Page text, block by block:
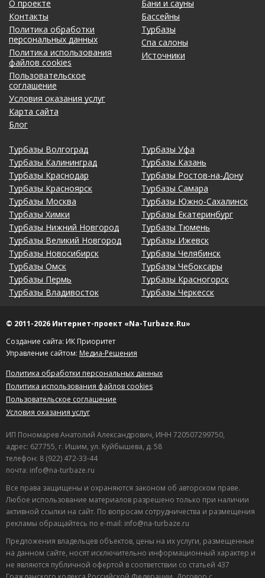
О проекте
Контакты
Политика обработки
персональных данных
Политика использования
файлов cookies
Пользовательское
соглашение
Условия оказания услуг
Карта сайта
Блог
Бани и сауны
Бассейны
Турбазы
Спа салоны
Источники
Турбазы Волгоград
Турбазы Калининград
Турбазы Краснодар
Турбазы Красноярск
Турбазы Москва
Турбазы Химки
Турбазы Нижний Новгород
Турбазы Великий Новгород
Турбазы Новосибирск
Турбазы Омск
Турбазы Пермь
Турбазы Владивосток
Турбазы Уфа
Турбазы Казань
Турбазы Ростов-на-Дону
Турбазы Самара
Турбазы Южно-Сахалинск
Турбазы Екатеринбург
Турбазы Тюмень
Турбазы Ижевск
Турбазы Челябинск
Турбазы Чебоксары
Турбазы Красногорск
Турбазы Черкесск
© 2011-2026 Интернет-проект «Na-Turbaze.Ru»
Создание сайта: ИК Приоритет
Управление сайтом: Медиа-Решения
Политика обработки персональных данных
Политика использования файлов cookies
Пользовательское соглашение
Условия оказания услуг
ИП Пономарев Анатолий Александрович, ИНН 720507299750,
адрес: 627755, г. Ишим, ул. Куйбышева, д. 58
телефон: 8 (922) 472-33-44
почта: info@na-turbaze.ru
Все права защищены и охраняются законом об авторском праве.
Любое использование материалов разрешено только при наличии
активной ссылки на сайт. По вопросам сотрудничества и размещения
рекламы обращайтесь по e-mail: info@na-turbaze.ru
Предложения владельцев объектов, цены на их услуги, размещенные
на данном сайте, носят исключительно информационный характер и
не являются публичной офертой в соответствии со статьей 437